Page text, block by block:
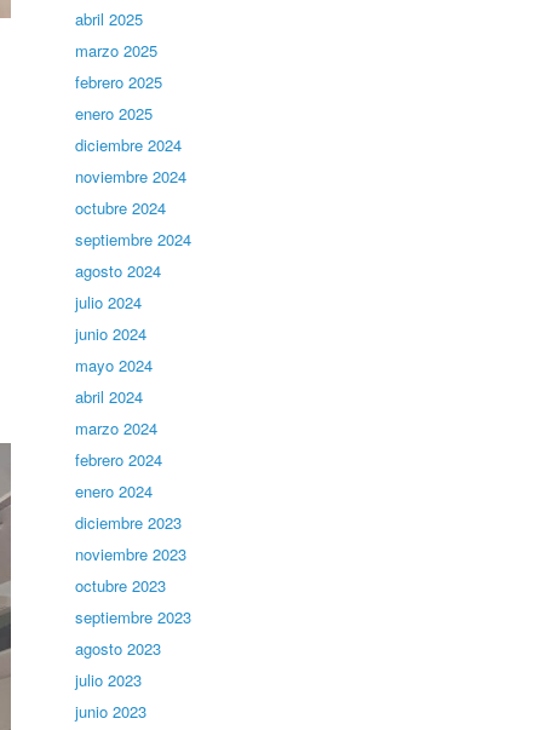
abril 2025
marzo 2025
febrero 2025
enero 2025
diciembre 2024
noviembre 2024
octubre 2024
septiembre 2024
agosto 2024
julio 2024
junio 2024
mayo 2024
abril 2024
marzo 2024
febrero 2024
enero 2024
diciembre 2023
noviembre 2023
octubre 2023
septiembre 2023
agosto 2023
julio 2023
junio 2023